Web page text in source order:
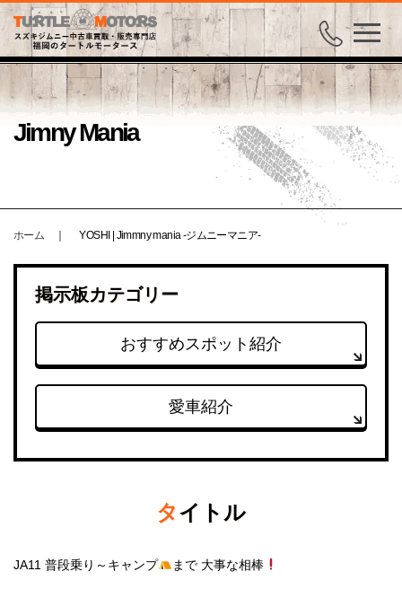
Jimny Mania
ホーム YOSHI | Jimmny mania -ジムニーマニア-
掲示板カテゴリー
おすすめスポット紹介
愛車紹介
タイトル
JA11 普段乗り～キャンプ まで 大事な相棒